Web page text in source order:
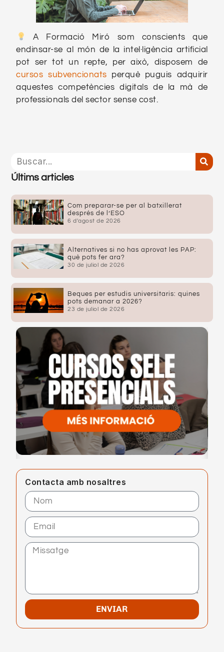
A Formació Miró som conscients que
endinsar-se al món de la intel·ligència artificial
pot ser tot un repte, per això, disposem de
cursos subvencionats perquè puguis adquirir
aquestes competències digitals de la mà de
professionals del sector sense cost.
Últims articles
Com preparar-se per al batxillerat
després de l’ESO
6 d'agost de 2026
Alternatives si no has aprovat les PAP:
què pots fer ara?
30 de juliol de 2026
Beques per estudis universitaris: quines
pots demanar a 2026?
23 de juliol de 2026
Contacta amb nosaltres
ENVIAR